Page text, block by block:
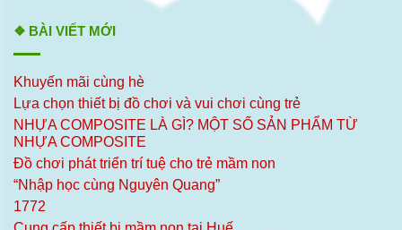
❖ BÀI VIẾT MỚI
Khuyến mãi cùng hè
Lựa chọn thiết bị đồ chơi và vui chơi cùng trẻ
NHỰA COMPOSITE LÀ GÌ? MỘT SỐ SẢN PHẨM TỪ
NHỰA COMPOSITE
Đồ chơi phát triển trí tuệ cho trẻ mầm non
“Nhập học cùng Nguyên Quang”
1772